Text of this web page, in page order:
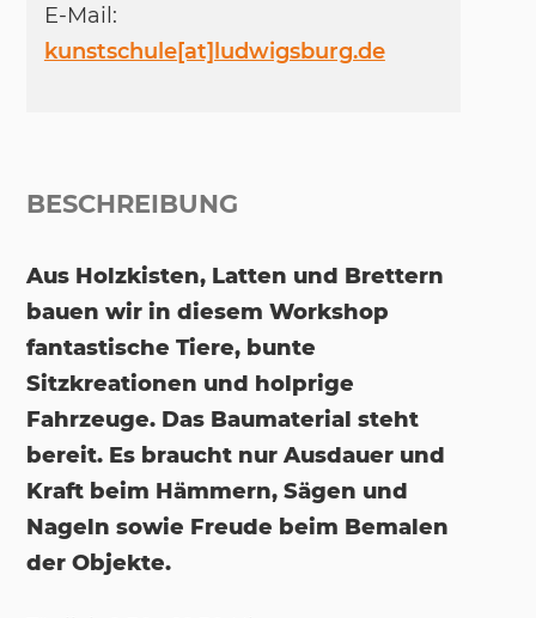
E-Mail:
kunstschule[at]ludwigsburg.de
BESCHREIBUNG
Aus Holzkisten, Latten und Brettern
bauen wir in diesem Workshop
fantastische Tiere, bunte
Sitzkreationen und holprige
Fahrzeuge. Das Baumaterial steht
bereit. Es braucht nur Ausdauer und
Kraft beim Hämmern, Sägen und
Nageln sowie Freude beim Bemalen
der Objekte.